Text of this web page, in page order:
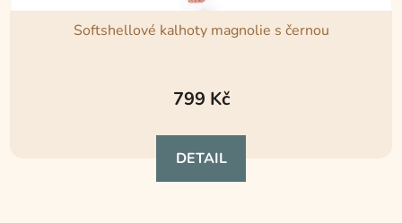
Softshellové kalhoty magnolie s černou
hodnocení
je
5,0
z
799 Kč
DETAIL